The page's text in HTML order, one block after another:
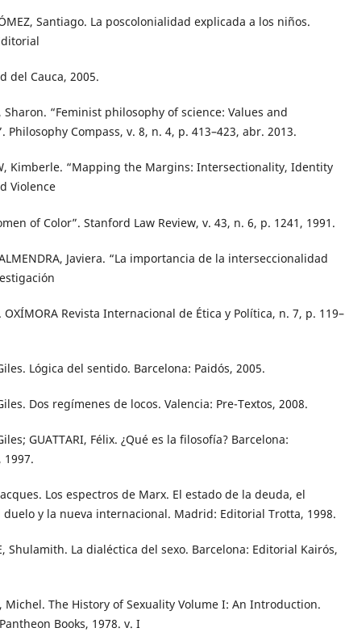
Santiago. La poscolonialidad explicada a los niños.
del Cauca, 2005.
Sharon. “Feminist philosophy of science: Values and
Philosophy Compass, v. 8, n. 4, p. 413–423, abr. 2013.
Kimberle. “Mapping the Margins: Intersectionality, Identity
Violence
of Color”. Stanford Law Review, v. 43, n. 6, p. 1241, 1991.
Javiera. “La importancia de la interseccionalidad
Revista Internacional de Ética y Política, n. 7, p. 119–
Lógica del sentido. Barcelona: Paidós, 2005.
Dos regímenes de locos. Valencia: Pre-Textos, 2008.
GUATTARI, Félix. ¿Qué es la filosofía? Barcelona:
1997.
Los espectros de Marx. El estado de la deuda, el
y la nueva internacional. Madrid: Editorial Trotta, 1998.
Shulamith. La dialéctica del sexo. Barcelona: Editorial Kairós,
Michel. The History of Sexuality Volume I: An Introduction.
Books, 1978. v. I